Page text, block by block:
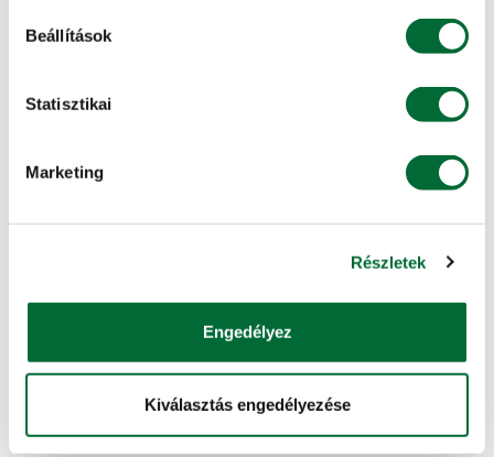
Beállítások
Statisztikai
Marketing
Részletek
Engedélyez
Kiválasztás engedélyezése
Kaposvári alközpont
+36 (82) 423-378, +36 (82) 423-379
Kaposvári alközpont dombóvári telephely
Kaposvári alközpont kiskorpádi telephely
7524 Kiskorpád, Petőfi Sándor utca 767 hrsz.
Kaposvári alközpont szervizműhely